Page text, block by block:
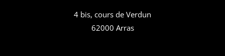
4 bis, cours de Verdun
62000 Arras